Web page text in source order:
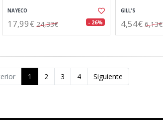
NAYECO
17,99€ 24,33€ - 26%
GILL'S
4,54€ 6,13€
1 2 3 4 Siguiente